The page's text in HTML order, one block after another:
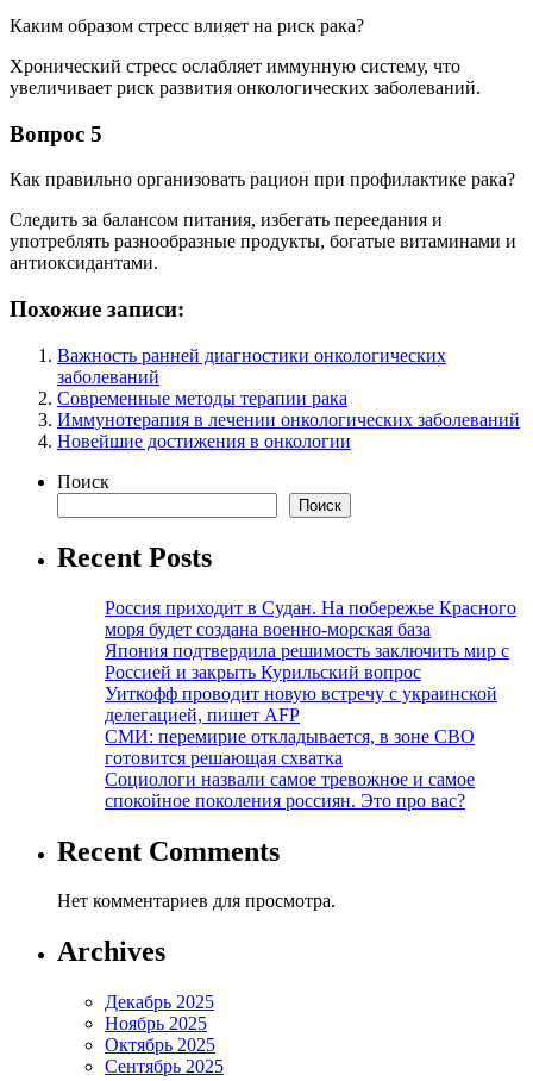
Каким образом стресс влияет на риск рака?
Хронический стресс ослабляет иммунную систему, что
увеличивает риск развития онкологических заболеваний.
Вопрос 5
Как правильно организовать рацион при профилактике рака?
Следить за балансом питания, избегать переедания и
употреблять разнообразные продукты, богатые витаминами и
антиоксидантами.
Похожие записи:
Важность ранней диагностики онкологических
заболеваний
Современные методы терапии рака
Иммунотерапия в лечении онкологических заболеваний
Новейшие достижения в онкологии
Поиск
Поиск
Recent Posts
Россия приходит в Судан. На побережье Красного
моря будет создана военно-морская база
Япония подтвердила решимость заключить мир с
Россией и закрыть Курильский вопрос
Уиткофф проводит новую встречу с украинской
делегацией, пишет AFP
СМИ: перемирие откладывается, в зоне СВО
готовится решающая схватка
Социологи назвали самое тревожное и самое
спокойное поколения россиян. Это про вас?
Recent Comments
Нет комментариев для просмотра.
Archives
Декабрь 2025
Ноябрь 2025
Октябрь 2025
Сентябрь 2025